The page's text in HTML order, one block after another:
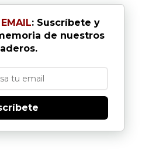
: Suscríbete y
de nuestros